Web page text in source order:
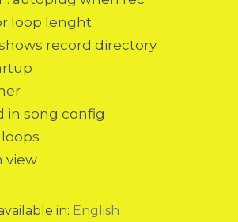
loop lenght
record directory
in song config
view
in: English